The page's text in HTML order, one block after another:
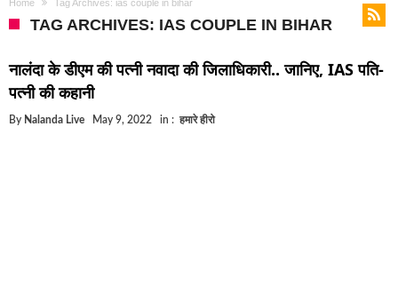
अंचल पदाधिकारी (CO) बर्खास्त.. फर्जीवाड़ा कर पाई थी
बिहार में एक और सिक्स लेन की मंजूरी.. जानिए किन-किन
क्रिकेटर ईशान किशन की शादी फिक्स, गर्लफ्रेंड से होगी
Home Tag Archives: ias couple in bihar
TAG ARCHIVES: IAS COUPLE IN BIHAR
नालंदा के डीएम की पत्नी नवादा की जिलाधिकारी.. जानिए, IAS पति-
पत्नी की कहानी
By Nalanda Live May 9, 2022 in : हमारे हीरो